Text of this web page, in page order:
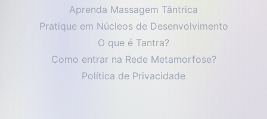
Aprenda Massagem Tântrica
Pratique em Núcleos de Desenvolvimento
O que é Tantra?
Como entrar na Rede Metamorfose?
Política de Privacidade